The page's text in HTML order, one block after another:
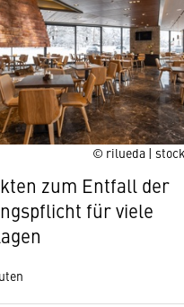
© rilueda |
zum Entfall der
für viele